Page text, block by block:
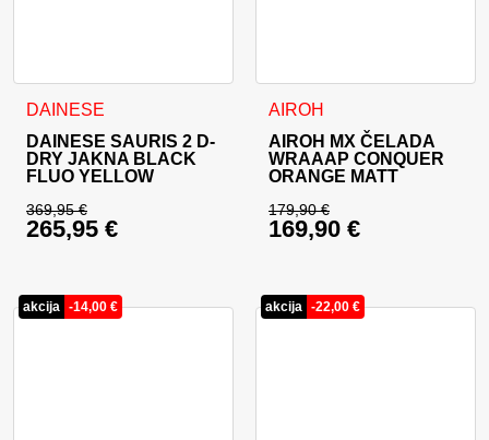
DAINESE
DAINESE SAURIS 2 D-
DRY JAKNA BLACK
FLUO YELLOW
369,95€
Izvirna cena je bila: 369,95 €.
265,95 €
Ta izdelek ima več različic. Možnosti lahko izberete na
AIROH
AIROH MX ČELADA
WRAAAP CONQUER
ORANGE MATT
179,90€
Izvirna cena je bila:
169,90 €
Ta izdelek ima več različic.
akcija -14,00 € akcija -22,00 €